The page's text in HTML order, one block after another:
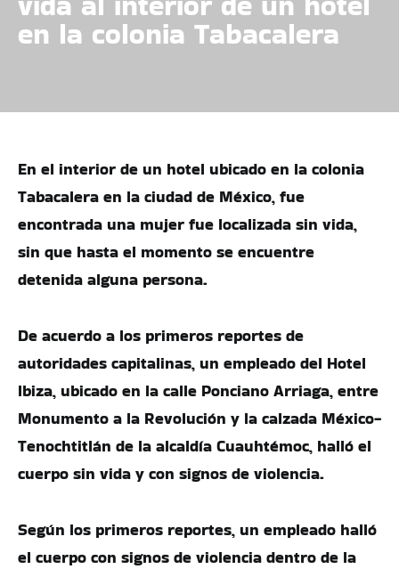
en la colonia Tabacalera
En el interior de un hotel ubicado en la colonia
Tabacalera en la ciudad de México, fue
encontrada una mujer fue localizada sin vida,
sin que hasta el momento se encuentre
detenida alguna persona.
De acuerdo a los primeros reportes de
autoridades capitalinas, un empleado del Hotel
Ibiza, ubicado en la calle Ponciano Arriaga, entre
Monumento a la Revolución y la calzada México-
Tenochtitlán de la alcaldía Cuauhtémoc, halló el
cuerpo sin vida y con signos de violencia.
Según los primeros reportes, un empleado halló
el cuerpo con signos de violencia dentro de la